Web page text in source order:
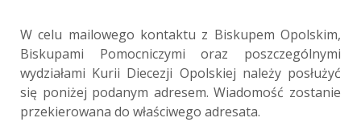
W celu mailowego kontaktu z Biskupem Opolskim,
Biskupami Pomocniczymi oraz poszczególnymi
wydziałami Kurii Diecezji Opolskiej należy posłużyć
się poniżej podanym adresem. Wiadomość zostanie
przekierowana do właściwego adresata.